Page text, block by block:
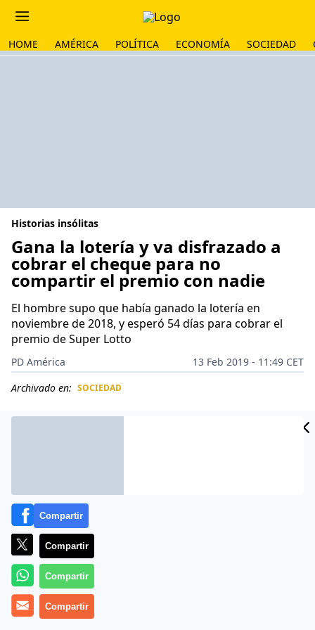
HOME AMÉRICA POLÍTICA ECONOMÍA SOCIEDAD
Historias insólitas
Gana la lotería y va disfrazado a
cobrar el cheque para no
compartir el premio con nadie
El hombre supo que había ganado la lotería en
noviembre de 2018, y esperó 54 días para cobrar el
premio de Super Lotto
PD América
13 Feb 2019 - 11:49 CET
Archivado en: SOCIEDAD
Un hombre de
Compartir
Compartir
Compartir
Compartir